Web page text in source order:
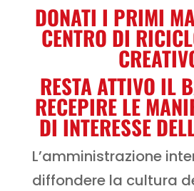
DONATI I PRIMI
CENTRO DI
RESTA ATTIVO IL
RECEPIRE LE
DI INTERESSE
L’amministrazione
diffondere la cultura